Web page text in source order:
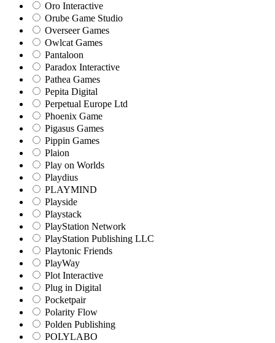
Oro Interactive
Orube Game Studio
Overseer Games
Owlcat Games
Pantaloon
Paradox Interactive
Pathea Games
Pepita Digital
Perpetual Europe Ltd
Phoenix Game
Pigasus Games
Pippin Games
Plaion
Play on Worlds
Playdius
PLAYMIND
Playside
Playstack
PlayStation Network
PlayStation Publishing LLC
Playtonic Friends
PlayWay
Plot Interactive
Plug in Digital
Pocketpair
Polarity Flow
Polden Publishing
POLYLABO